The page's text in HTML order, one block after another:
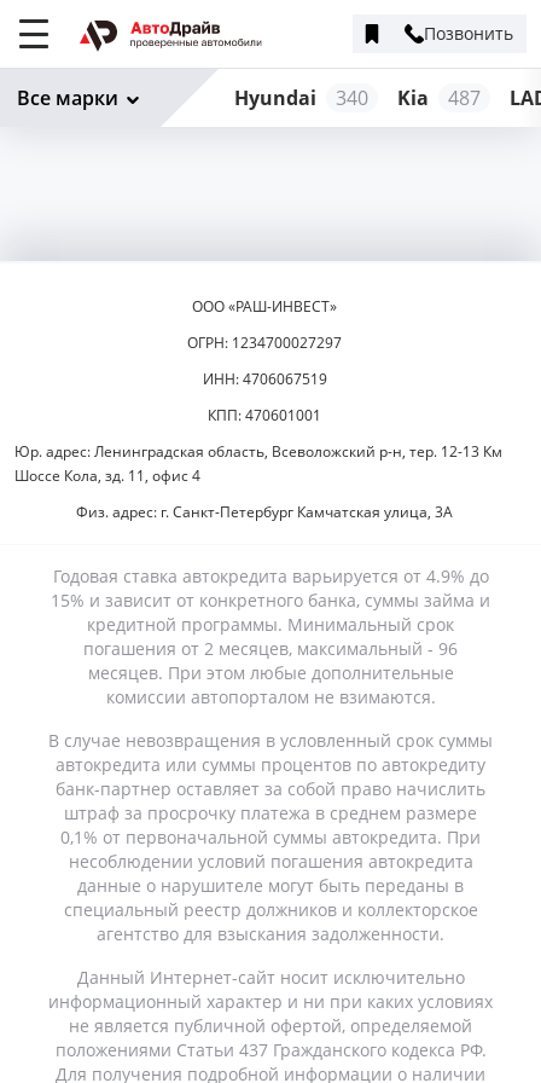
Позвонить
Hyundai 340 Kia 487
Все марки
ООО «РАШ-ИНВЕСТ»
ОГРН: 1234700027297
ИНН: 4706067519
КПП: 470601001
Юр. адрес: Ленинградская область, Всеволожский р-н, тер. 12-13 Км
Шоссе Кола, зд. 11, офис 4
Физ. адрес: г. Санкт-Петербург Камчатская улица, 3А
Годовая ставка автокредита варьируется от 4.9% до
15% и зависит от конкретного банка, суммы займа и
кредитной программы. Минимальный срок
погашения от 2 месяцев, максимальный - 96
месяцев. При этом любые дополнительные
комиссии автопорталом не взимаются.
В случае невозвращения в условленный срок суммы
автокредита или суммы процентов по автокредиту
банк-партнер оставляет за собой право начислить
штраф за просрочку платежа в среднем размере
0,1% от первоначальной суммы автокредита. При
несоблюдении условий погашения автокредита
данные о нарушителе могут быть переданы в
специальный реестр должников и коллекторское
агентство для взыскания задолженности.
Данный Интернет-сайт носит исключительно
информационный характер и ни при каких условиях
не является публичной офертой, определяемой
положениями Статьи 437 Гражданского кодекса РФ.
Для получения подробной информации о наличии